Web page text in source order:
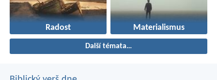
Radost Materialismus
Další témata…